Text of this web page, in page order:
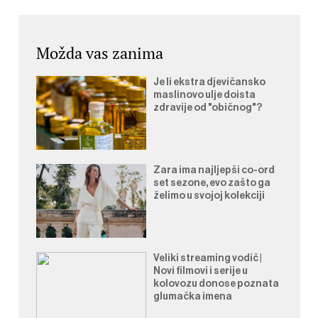
Možda vas zanima
Je li ekstra djevičansko
maslinovo ulje doista
zdravije od "običnog"?
Zara ima najljepši co-ord
set sezone, evo zašto ga
želimo u svojoj kolekciji
Veliki streaming vodič |
Novi filmovi i serije u
kolovozu donose poznata
glumačka imena